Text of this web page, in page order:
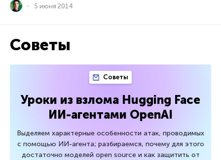
5 июня 2014
Советы
Советы
Уроки из взлома Hugging Face
ИИ-агентами OpenAI
Выделяем характерные особенности атак, проводимых
с помощью ИИ-агента; разбираемся, почему для этого
достаточно моделей open source и как защитить от